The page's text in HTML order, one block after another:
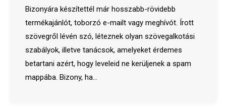
Bizonyára készítettél már hosszabb-rövidebb
termékajánlót, toborzó e-mailt vagy meghívót. Írott
szövegről lévén szó, léteznek olyan szövegalkotási
szabályok, illetve tanácsok, amelyeket érdemes
betartani azért, hogy leveleid ne kerüljenek a spam
mappába. Bizony, ha…